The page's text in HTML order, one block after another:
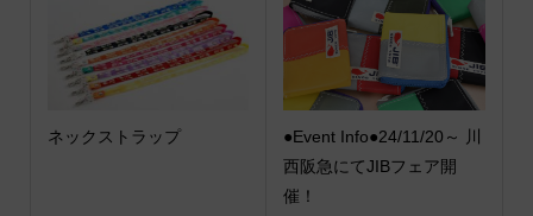
ネックストラップ
●Event Info●24/11/20～ 川
西阪急にてJIBフェア開
催！